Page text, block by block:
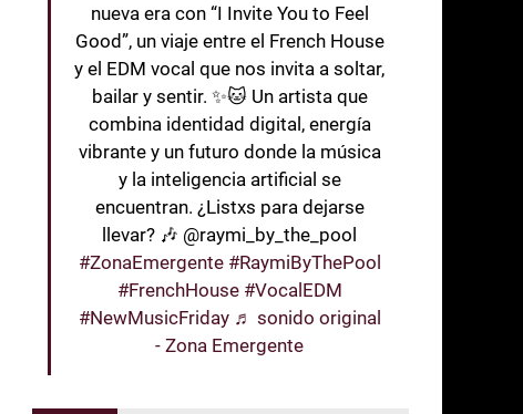
nueva era con “I Invite You to Feel
Good”, un viaje entre el French House
y el EDM vocal que nos invita a soltar,
bailar y sentir. ✨🐱 Un artista que
combina identidad digital, energía
vibrante y un futuro donde la música
y la inteligencia artificial se
encuentran. ¿Listxs para dejarse
llevar? 🎶 @raymi_by_the_pool
#ZonaEmergente #RaymiByThePool
#FrenchHouse #VocalEDM
#NewMusicFriday ♬ sonido original
- Zona Emergente